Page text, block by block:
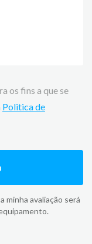
os fins a que se
Politica de
minha avaliação será